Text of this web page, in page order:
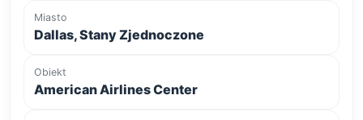
Miasto
Dallas, Stany Zjednoczone
Obiekt
American Airlines Center